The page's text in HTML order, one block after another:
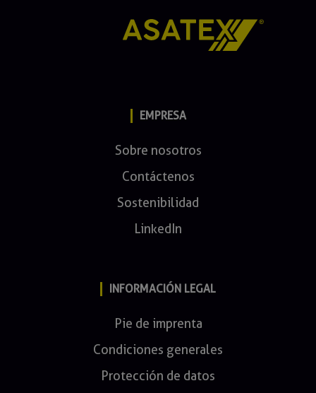
EMPRESA
Sobre nosotros
Contáctenos
Sostenibilidad
LinkedIn
INFORMACIÓN LEGAL
Pie de imprenta
Condiciones generales
Protección de datos